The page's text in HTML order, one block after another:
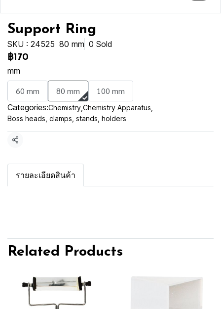
Support Ring
SKU : 24525 80 mm 0 Sold
฿170
mm
60 mm 80 mm 100 mm
Categories:Chemistry Chemistry Apparatus
Boss heads, clamps, stands, holders
Share
รายละเอียดสินค้า
Related Products